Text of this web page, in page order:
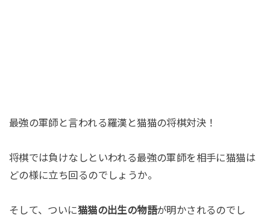
最強の軍師と言われる羅漢と猫猫の将棋対決！
将棋では負けなしといわれる最強の軍師を相手に猫猫は
どの様に立ち回るのでしょうか。
そして、ついに猫猫の出生の物語が明かされるのでし